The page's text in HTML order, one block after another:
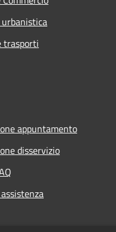
trasporti
appuntamento
disservizio